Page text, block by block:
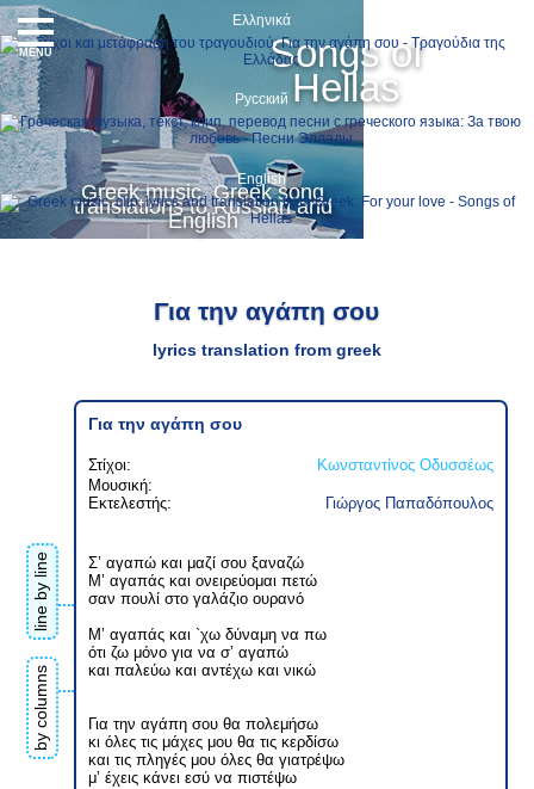
Songs of
Hellas
Greek music, Greek song
translations to Russian and
English
Ελληνικά
Русский
English
MENU
Για την αγάπη σου
lyrics translation from greek
line by line
by columns
Για την αγάπη σου
Στίχοι:
Κωνσταντίνος Οδυσσέως
Μουσική:
Εκτελεστής:
Γιώργος Παπαδόπουλος
Σ’ αγαπώ και μαζί σου ξαναζώ
Μ’ αγαπάς και ονειρεύομαι πετώ
σαν πουλί στο γαλάζιο ουρανό
Μ’ αγαπάς και `χω δύναμη να πω
ότι ζω μόνο για να σ’ αγαπώ
και παλεύω και αντέχω και νικώ
Για την αγάπη σου θα πολεμήσω
κι όλες τις μάχες μου θα τις κερδίσω
και τις πληγές μου όλες θα γιατρέψω
μ’ έχεις κάνει εσύ να πιστέψω